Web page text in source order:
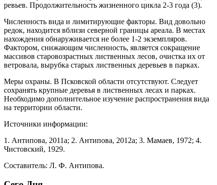
ревьев. Продолжительность жизненного цикла 2-3 года (3).
Численность вида и лимитирующие факто­ры. Вид довольно
редок, находится вблизи северной границы ареала. В местах
нахождения обнаруживает­ся не более 1-2 экземпляров.
Фактором, снижающим численность, является сокращение
массивов старо­возрастных лиственных лесов, очистка их от
ветро­вала, вырубка старых лиственных деревьев в парках.
Меры охраны. В Псковской области отсут­ствуют. Следует
сохранять крупные деревья в ли­ственных лесах и парках.
Необходимо дополнитель­ное изучение распространения вида
на территории области.
Источники информации:
1. Антипова, 2011а; 2. Антипова, 2012а; 3. Мамаев, 1972; 4.
Чистовский, 1929.
Составитель: Л. Ф. Антипова.